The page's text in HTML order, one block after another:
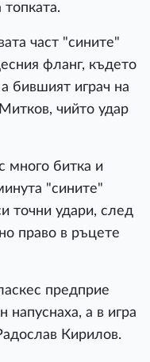
част "сините"
фланг, където
бившият играч на
чийто удар
много битка и
"сините"
точни удари, след
право в ръцете
предприе
а в игра
Кирилов.